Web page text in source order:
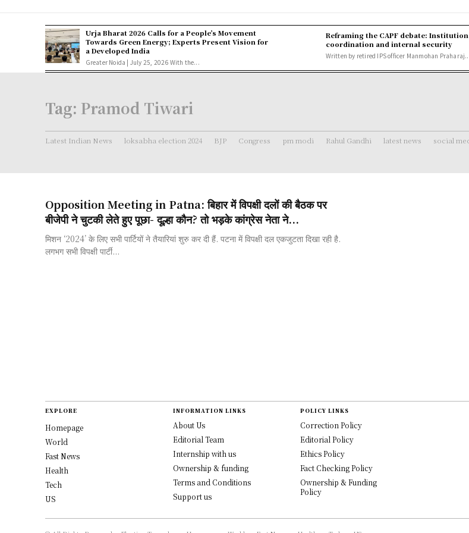
Urja Bharat 2026 Calls for a People’s Movement
Towards Green Energy; Experts Present Vision for
a Developed India
Greater Noida | July 25, 2026 With the...
Reframing the CAPF debate:
coordination and internal security
Written by retired IPS officer Manmohan
Tag: Pramod Tiwari
Latest Indian News loksabha election 2024 BJP Congress pm modi Rahul Gandhi latest news social
Opposition Meeting in Patna: बिहार में विपक्षी दलों की बैठक पर
बीजेपी ने चुटकी लेते हुए पूछा- दूल्हा कौन? तो भड़के कांग्रेस नेता ने...
मिशन ‘2024’ के लिए सभी पार्टियों ने तैयारियां शुरु कर दी हैं. पटना में विपक्षी दल एकजुटता दिखा रही है.
लगभग सभी विपक्षी पार्टी...
EXPLORE
Homepage
World
Fast News
Health
Tech
US
INFORMATION LINKS
About Us
Editorial Team
Internship with us
Ownership & funding
Terms and Conditions
Support us
POLICY LINKS
Correction Policy
Editorial Policy
Ethics Policy
Fact Checking Policy
Ownership & Funding
Policy